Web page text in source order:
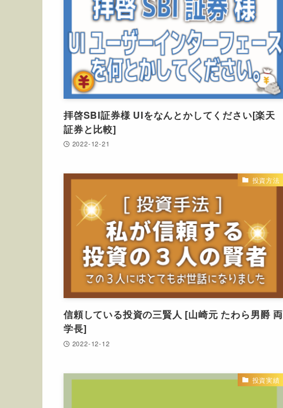
拝啓SBI証券様 UIをなんとかしてください[楽天
証券と比較]
2022-12-21
投資方法
信頼している投資の三賢人 [山崎元 たわら男爵 両
学長]
2022-12-12
投資実績